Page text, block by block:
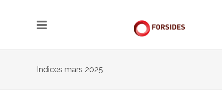
Indices mars 2025